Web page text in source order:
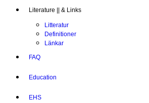
Literature || & Links
Litteratur
Definitioner
Länkar
FAQ
Education
EHS